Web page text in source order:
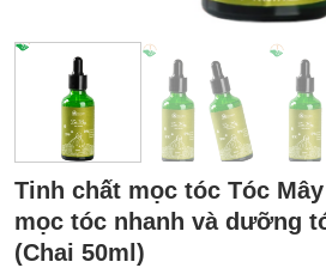
Tinh chất mọc tóc Tóc
mọc tóc nhanh và dưỡng
(Chai 50ml)